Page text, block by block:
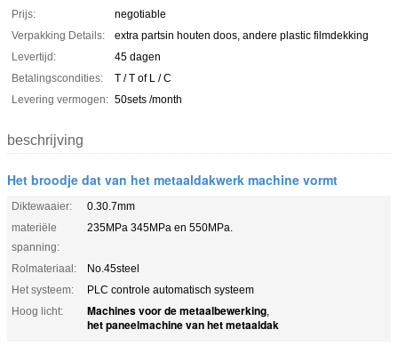
Prijs:
negotiable
Verpakking Details:
extra partsin houten doos, andere plastic filmdekking
Levertijd:
45 dagen
Betalingscondities:
T / T of L / C
Levering vermogen: 50sets /month
beschrijving
Het broodje dat van het metaaldakwerk machine vormt
Diktewaaier:
0.30.7mm
materiële
spanning:
235MPa 345MPa en 550MPa.
Rolmateriaal:
No.45steel
Het systeem:
PLC controle automatisch systeem
Hoog licht:
Machines voor de metaalbewerking,
het paneelmachine van het metaaldak